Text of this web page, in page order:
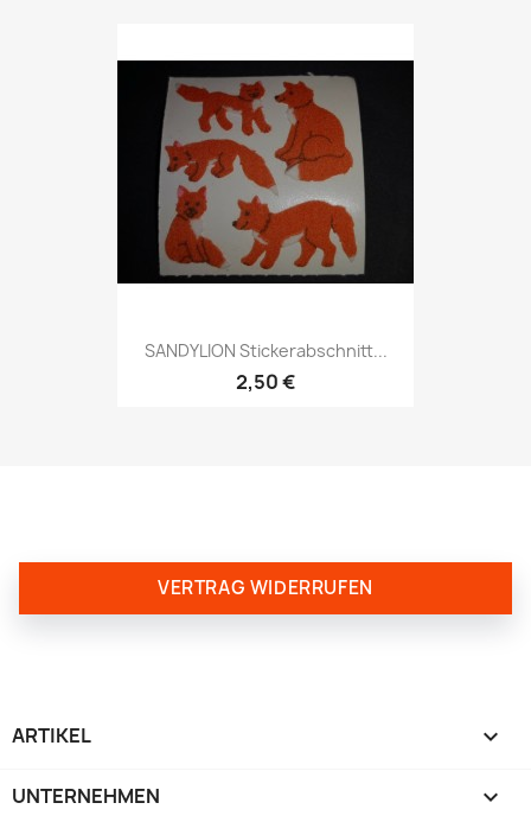
SANDYLION Stickerabschnitt...
2,50 €
VERTRAG WIDERRUFEN
ARTIKEL 
UNTERNEHMEN 